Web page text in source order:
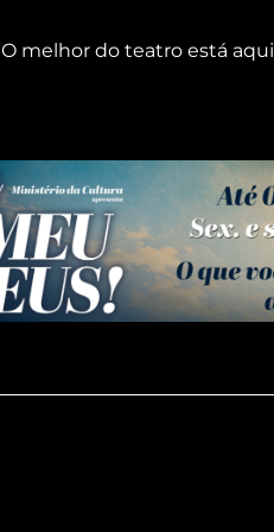
O melhor do teatro está aqui